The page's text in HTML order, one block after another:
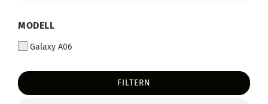
MODELL
Galaxy A06
FILTERN